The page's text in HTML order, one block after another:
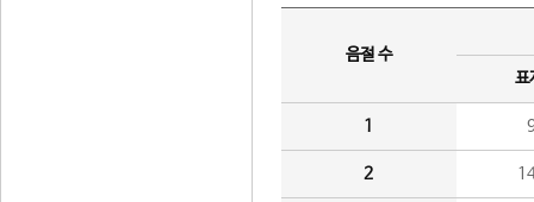
음절 수
표
1
2